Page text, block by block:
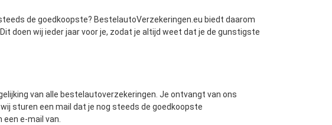
de goedkoopste? BestelautoVerzekeringen.eu biedt daarom
doen wij ieder jaar voor je, zodat je altijd weet dat je de gunstigste
van alle bestelautoverzekeringen. Je ontvangt van ons
sturen een mail dat je nog steeds de goedkoopste
e-mail van.